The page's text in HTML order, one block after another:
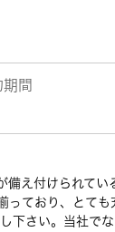
間
え付けられてい
ており、とても
下さい。当社で